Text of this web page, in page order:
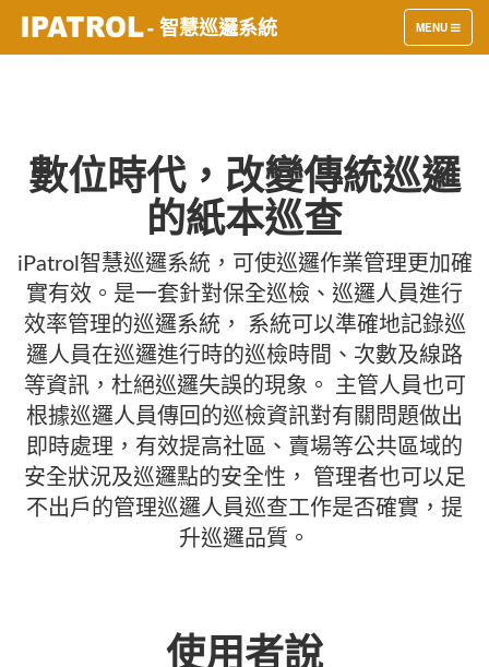
TOGGLE
NAVIGATION
MENU
- 智慧巡邏系統
數位時代，改變傳統巡邏
的紙本巡查
iPatrol智慧巡邏系統，可使巡邏作業管理更加確
實有效。是一套針對保全巡檢、巡邏人員進行
效率管理的巡邏系統， 系統可以準確地記錄巡
邏人員在巡邏進行時的巡檢時間、次數及線路
等資訊，杜絕巡邏失誤的現象。 主管人員也可
根據巡邏人員傳回的巡檢資訊對有關問題做出
即時處理，有效提高社區、賣場等公共區域的
安全狀況及巡邏點的安全性， 管理者也可以足
不出戶的管理巡邏人員巡查工作是否確實，提
升巡邏品質。
使用者說